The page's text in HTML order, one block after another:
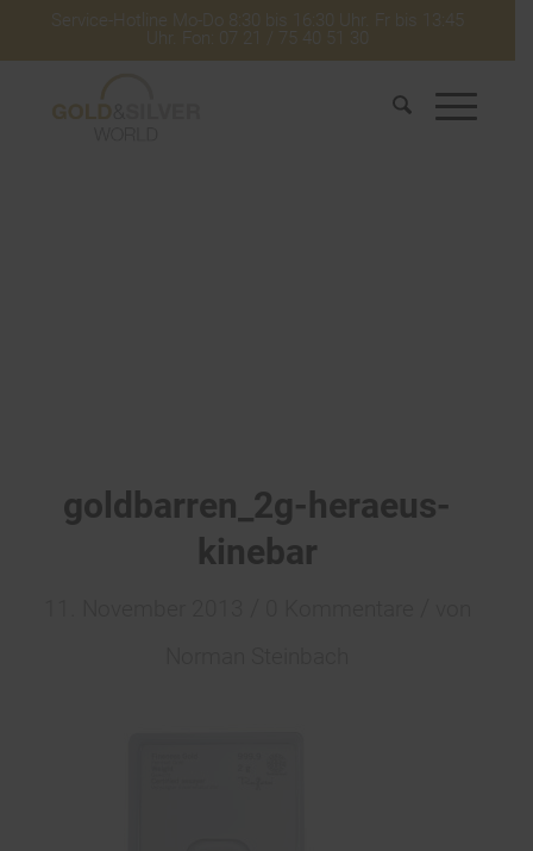
Service-Hotline Mo-Do 8:30 bis 16:30 Uhr. Fr bis 13:45
Uhr. Fon: 07 21 / 75 40 51 30
goldbarren_2g-heraeus-
kinebar